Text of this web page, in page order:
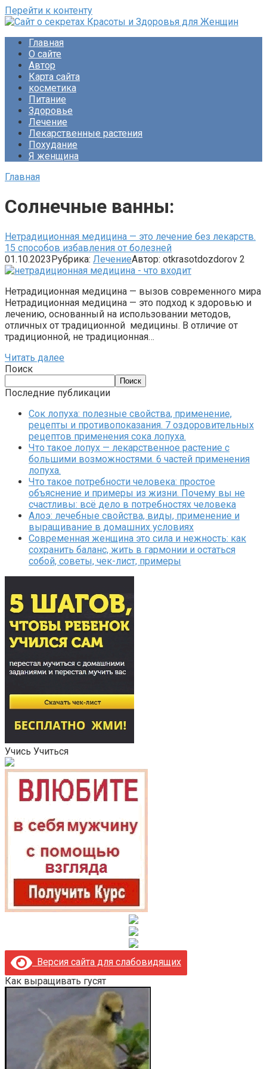
Перейти к контенту
Раскройте тайны ухода за собой, питания и народной
медицины. Советы по похудению и обретению женского
счастья. Будьте прекрасны!
Главная
О сайте
Автор
Карта сайта
косметика
Питание
Здоровье
Лечение
Лекарственные растения
Похудание
Я женщина
Главная
Солнечные ванны:
Нетрадиционная медицина — это лечение без лекарств.
15 способов избавления от болезней
01.10.2023Рубрика: ЛечениеАвтор: otkrasotdozdorov 2
Нетрадиционная медицина — вызов современного мира
Нетрадиционная медицина — это подход к здоровью и
лечению, основанный на использовании методов,
отличных от традиционной медицины. В отличие от
традиционной, не традиционная…
Читать далее
Поиск
Поиск
Последние публикации
Сок лопуха: полезные свойства, применение,
рецепты и противопоказания. 7 оздоровительных
рецептов применения сока лопуха.
Что такое лопух — лекарственное растение с
большими возможностями. 6 частей применения
лопуха.
Что такое потребности человека: простое
объяснение и примеры из жизни. Почему вы не
счастливы: всё дело в потребностях человека
Алоэ: лечебные свойства, виды, применение и
выращивание в домашних условиях
Современная женщина это сила и нежность: как
сохранить баланс, жить в гармонии и остаться
собой, советы, чек-лист, примеры
Учись Учиться
Версия сайта для слабовидящих
Как выращивать гусят